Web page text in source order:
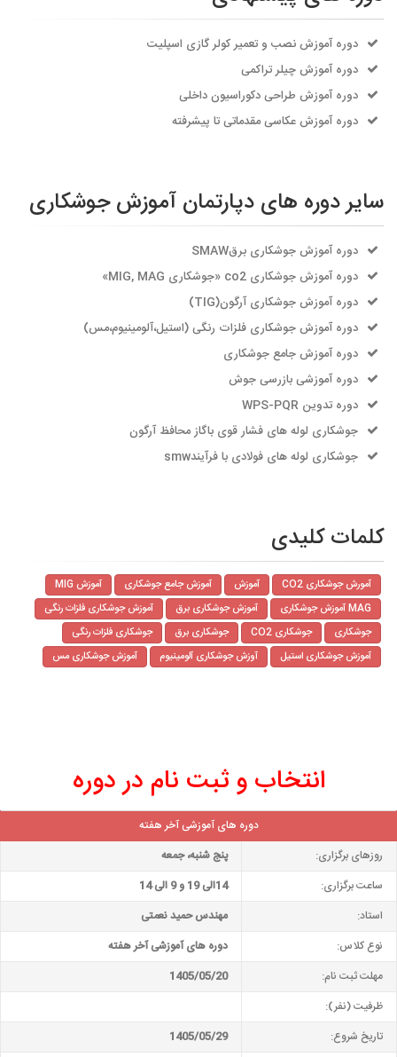
دوره آموزش نصب و تعمیر کولر گازی اسپلیت
دوره آموزش چیلر تراکمی
دوره آموزش طراحی دکوراسیون داخلی
دوره آموزش عکاسی مقدماتی تا پیشرفته
سایر دوره های دپارتمان آموزش جوشکاری
دوره آموزش جوشکاری برقSMAW
دوره آموزش جوشکاری co2 «جوشکاری MIG, MAG»
دوره آموزش جوشکاری آرگون(TIG)
دوره آموزش جوشکاری فلزات رنگی (استیل،آلومینیوم،مس)
دوره آموزش جامع جوشکاری
دوره آموزشی بازرسی جوش
دوره تدوین WPS-PQR
جوشکاری لوله های فشار قوی باگاز محافظ آرگون
جوشکاری لوله های فولادی با فرآیندsmw
کلمات کلیدی
آمورش جوشکاری CO2 آموزش آموزش جامع جوشکاری
آموزش MIG
MAG آموزش جوشکاری
آموزش جوشکاری برق
آموزش جوشکاری فلزات رنگی
جوشکاری
جوشکاری CO2 جوشکاری برق
جوشکاری فلزات رنگی
آموزش جوشکاری استیل
آوزش جوشکاری آلومینیوم آموزش جوشکاری مس
انتخاب و ثبت نام در دوره
دوره های آموزشی آخر هفته
روزهای برگزاری:
پنج شنبه، جمعه
ساعت برگزاری:
14الی 19 و 9 الی 14
استاد:
مهندس حمید نعمتی
نوع کلاس:
دوره های آموزشی آخر هفته
مهلت ثبت نام:
1405/05/20
ظرفیت (نفر):
تاریخ شروع:
1405/05/29